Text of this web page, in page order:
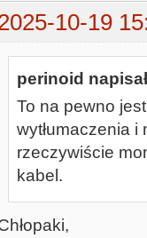
10-19
perinoid
To na pewno
wytłumaczenia i
rzeczywiście
kabel.